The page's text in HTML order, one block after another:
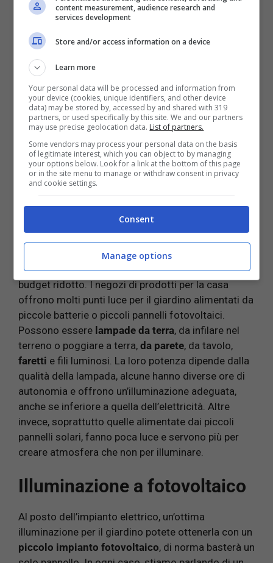
illuminare il vostro giardino concandele da esterni
. Ne trovate di tantissimi formati e in
contenitori pratici ed eleganti, come vasi di
soffusa, sicuramente d’effetto ma non per tutti i
giorni.
Lampade ricaricabili. Sono lampade da tavolo,
lanterne o torce a batteria ricaricabile che durano
diverse ore, sufficienti per una serata. Di solito
vengono utilizzate per il campeggio e vanno bene
anche per illuminare un giardino buio per una sera.
Certo non sono belle come le candele ma potete
usare entrambi i tipi di illuminazione: le candele per
l’ambiente e la lampada ricaricabile per la tavola.
Luci a batteria o piccoli pannelli fotovoltaici
Queste sono le soluzioni più economiche per un
budget ridotto. I negozi di prodotti per la casa
offrono molti punti luce per il giardino alimentati da
piccole batterie o piccoli pannelli fotovoltaici.
Possono essere lampade da terra, da infilare nel
terreno o poggiare a terra, da parete, da tavolo,
faretti e fili luminosi. La loro potenza dipende dalla
qualità della lampada, alcune hanno diverse ore di
autonomia e offrono un’illuminazione adeguata,
anche se inferiore a quella dell’elettricità. Altre
invece, soprattutto quelle alimentate dai piccoli
pannelli solari, fanno poca luce e servono più per
creare atmosfera che non per illuminare.
Illuminazione a fotovoltaico
Al posto dell’impianto elettrico, un’ottima
illuminazione per il giardino potete ottenerla con un
piccolo impianto fotovoltaico, di norma basterà un
content measurement, audience research and
services development
Store and/or access information on a device
Learn more
Your personal data will be processed and information from
your device (cookies, unique identifiers, and other device
data) may be stored by, accessed by and shared with 319
partners, or used specifically by this site. We and our partners
may use precise geolocation data. List of partners.
Some vendors may process your personal data on the basis
of legitimate interest, which you can object to by managing
your options below. Look for a link at the bottom of this page
or in the site menu to manage or withdraw consent in privacy
and cookie settings.
Consent
Manage options